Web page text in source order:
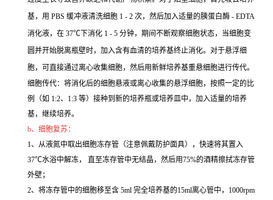
基，用 PBS 缓冲液清洗细胞 1 - 2 次，然后加入适量的胰蛋白酶 - EDTA
消化液，在 37℃下消化 1 - 5 分钟，期间不断观察细胞状态，当细胞变
圆并开始脱离瓶壁时，加入含有血清的培养基终止消化。对于悬浮细
胞，可直接通过离心收集细胞，然后用新鲜培养基重悬细胞进行传代。
细胞传代：将消化后的细胞悬液或离心收集的悬浮细胞，按照一定的比
例（如 1:2、1:3 等）接种到新的培养瓶或培养皿中，加入适量的培养
基，继续培养。
b、细胞复苏：
1、从液氮中取出细胞冻存管（注意佩戴防护面具），快速将其置入
37℃水浴中解冻， 直至冻存管中无结晶，然后用75%的酒精擦拭冻存管
外壁；
2、将冻存管中的细胞移至含 5ml 完全培养基的15ml离心管中，1000rpm